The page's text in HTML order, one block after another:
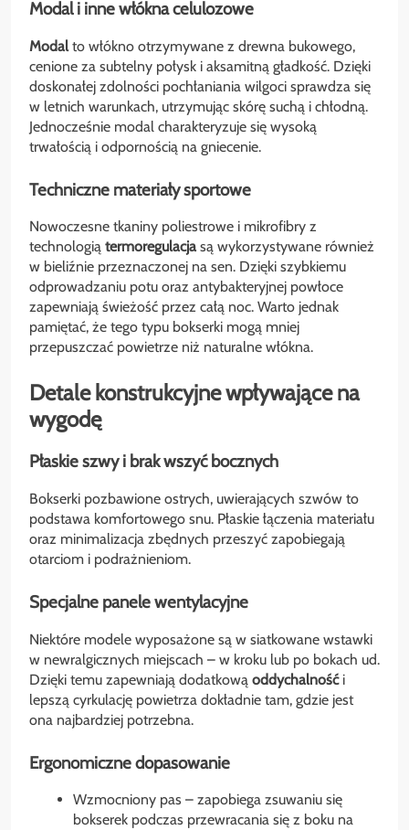
Modal i inne włókna celulozowe
Modalto włókno otrzymywane z drewna bukowego,
cenione za subtelny połysk i aksamitną gładkość. Dzięki
doskonałej zdolności pochłaniania wilgoci sprawdza się
w letnich warunkach, utrzymując skórę suchą i chłodną.
Jednocześnie modal charakteryzuje się wysoką
trwałością i odpornością na gniecenie.
Techniczne materiały sportowe
Nowoczesne tkaniny poliestrowe i mikrofibry z
technologią termoregulacjasą wykorzystywane również
w bieliźnie przeznaczonej na sen. Dzięki szybkiemu
odprowadzaniu potu oraz antybakteryjnej powłoce
zapewniają świeżość przez całą noc. Warto jednak
pamiętać, że tego typu bokserki mogą mniej
przepuszczać powietrze niż naturalne włókna.
Detale konstrukcyjne wpływające na
wygodę
Płaskie szwy i brak wszyć bocznych
Bokserki pozbawione ostrych, uwierających szwów to
podstawa komfortowego snu. Płaskie łączenia materiału
oraz minimalizacja zbędnych przeszyć zapobiegają
otarciom i podrażnieniom.
Specjalne panele wentylacyjne
Niektóre modele wyposażone są w siatkowane wstawki
w newralgicznych miejscach – w kroku lub po bokach ud.
Dzięki temu zapewniają dodatkową oddychalnośći
lepszą cyrkulację powietrza dokładnie tam, gdzie jest
ona najbardziej potrzebna.
Ergonomiczne dopasowanie
Wzmocniony pas – zapobiega zsuwaniu się
bokserek podczas przewracania się z boku na